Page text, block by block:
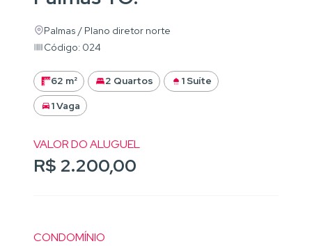
Palmas / Plano diretor norte
Código: 024
62 m² 2 Quartos
1 Suíte
1 Vaga
VALOR DO ALUGUEL
R$ 2.200,00
CONDOMÍNIO